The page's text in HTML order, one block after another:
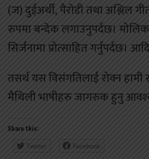
(ज) दुईअर्थी, पैरोडी तथा अश्लिल
रुपमा बन्देक लगाउनुपर्दछ।
सिर्जनामा प्रोत्साहित गर्नुपर्दछ।
तसर्थ यस विसंगतिलाई रोक्न हामी
मैथिली भाषीहरु जागरुक हुनु
Share this:
Twitter Facebook